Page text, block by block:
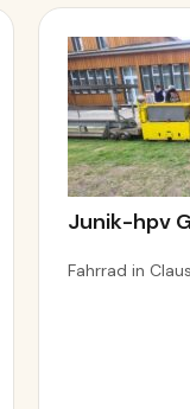
Junik-hpv
Fahrrad in